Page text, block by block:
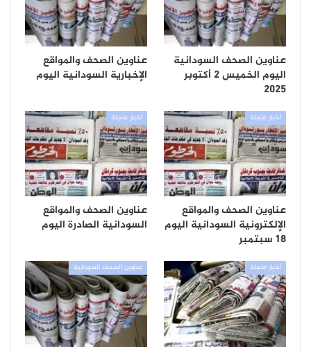
عناوين الصحف السودانية
اليوم الخميس 2 أكتوبر
2025
عناوين الصحف والمواقع
الإخبارية السودانية اليوم
أخبار عاجلة
عناوين الصحف والمواقع
الإلكترونية السودانية اليوم
18 سبتمبر
أخبار عاجلة
عناوين الصحف والمواقع
السودانية الصادرة اليوم
أخبار عاجلة عناوين الصحف السودانية